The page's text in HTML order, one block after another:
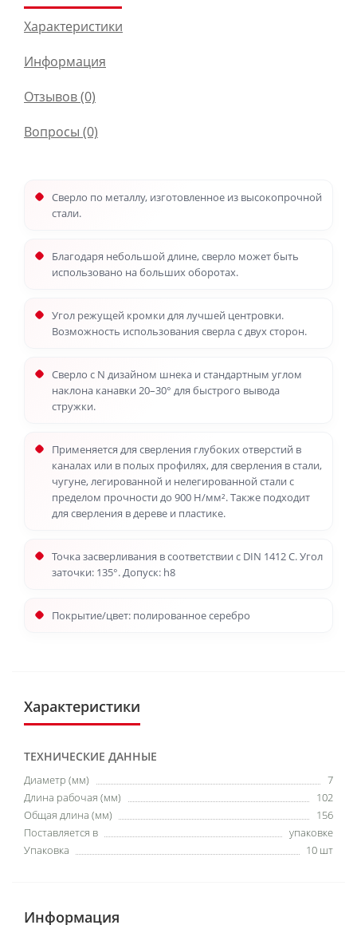
Характеристики
Информация
Отзывов (0)
Вопросы (0)
Сверло по металлу, изготовленное из высокопрочной
стали.
Благодаря небольшой длине, сверло может быть
использовано на больших оборотах.
Угол режущей кромки для лучшей центровки.
Возможность использования сверла с двух сторон.
Сверло с N дизайном шнека и стандартным углом
наклона канавки 20–30° для быстрого вывода
стружки.
Применяется для сверления глубоких отверстий в
каналах или в полых профилях, для сверления в стали,
чугуне, легированной и нелегированной стали с
пределом прочности до 900 Н/мм². Также подходит
для сверления в дереве и пластике.
Точка засверливания в соответствии с DIN 1412 C. Угол
заточки: 135°. Допуск: h8
Покрытие/цвет: полированное серебро
Характеристики
ТЕХНИЧЕСКИЕ ДАННЫЕ
Диаметр (мм)
7
Длина рабочая (мм)
102
Общая длина (мм)
156
Поставляется в
упаковке
Упаковка
10 шт
Информация